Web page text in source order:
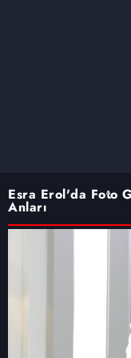
Esra Erol'da Foto
Anları